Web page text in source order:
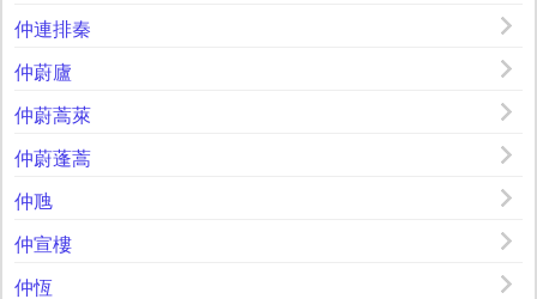
仲連排秦
仲蔚廬
仲蔚蒿萊
仲蔚蓬蒿
仲虺
仲宣樓
仲恆